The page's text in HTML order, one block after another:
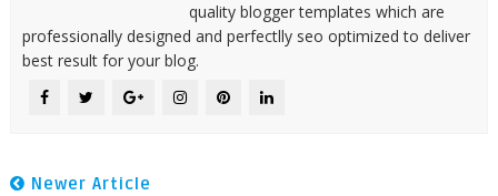
quality blogger templates which are
professionally designed and perfectlly seo optimized to deliver
best result for your blog.
Newer Article